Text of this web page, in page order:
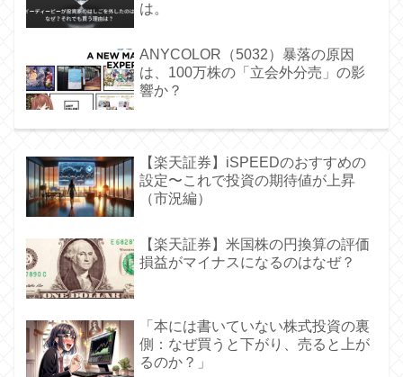
は。
ANYCOLOR（5032）暴落の原因
は、100万株の「立会外分売」の影
響か？
【楽天証券】iSPEEDのおすすめの
設定〜これで投資の期待値が上昇
（市況編）
【楽天証券】米国株の円換算の評価
損益がマイナスになるのはなぜ？
「本には書いていない株式投資の裏
側：なぜ買うと下がり、売ると上が
るのか？」